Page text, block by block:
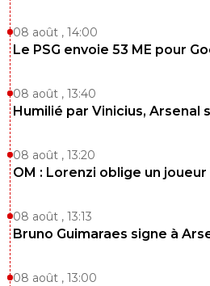
08 août , 14:00
Le PSG envoie 53 ME pour
08 août , 13:40
Humilié par Vinicius, Arsenal
08 août , 13:20
OM : Lorenzi oblige un
08 août , 13:13
Bruno Guimaraes signe à
08 août , 13:00